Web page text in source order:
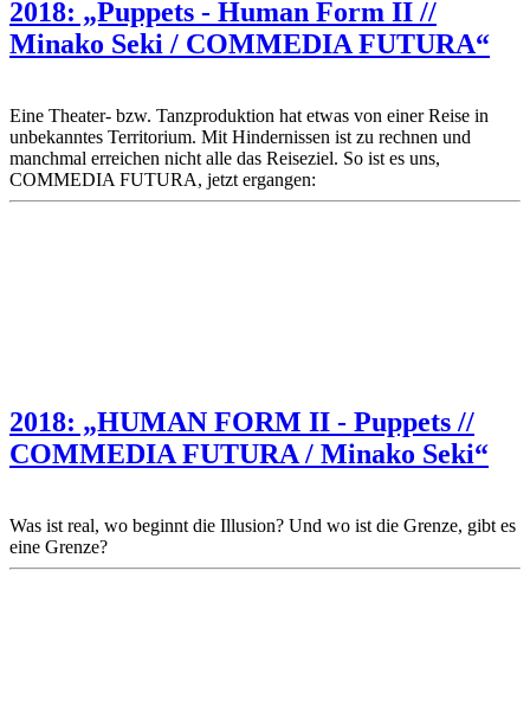
2018: „Puppets - Human Form II //
Minako Seki / COMMEDIA FUTURA“
Eine Theater- bzw. Tanzproduktion hat etwas von einer Reise in
unbekanntes Territorium. Mit Hindernissen ist zu rechnen und
manchmal erreichen nicht alle das Reiseziel. So ist es uns,
COMMEDIA FUTURA, jetzt ergangen:
2018: „HUMAN FORM II - Puppets //
COMMEDIA FUTURA / Minako Seki“
Was ist real, wo beginnt die Illusion? Und wo ist die Grenze, gibt es
eine Grenze?